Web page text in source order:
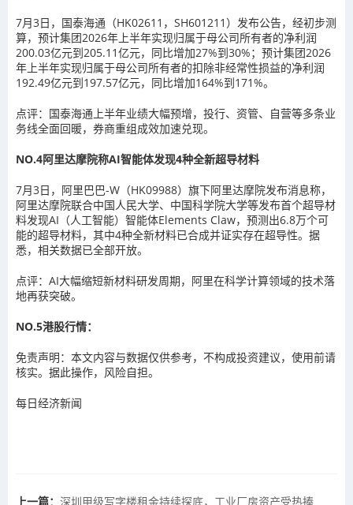
7月3日，国泰海通（HK02611，SH601211）发布公告，经初步测
算，预计集团2026年上半年实现归属于母公司所有者的净利润
200.03亿元到205.11亿元，同比增加27%到30%；预计集团2026
年上半年实现归属于母公司所有者的扣除非经常性损益的净利润
192.49亿元到197.57亿元，同比增加164%到171%。
点评： 国泰海通上半年业绩大幅预增，投行、资管、自营等多条业
务线全面回暖，券商重组成效加速兑现。
NO.4阿里达摩院称AI智能体发现4种全新超导材料
7月3日，阿里巴巴-W（HK09988）旗下阿里达摩院发布消息称，
阿里达摩院联合中国人民大学、中国科学院大学等发布首个超导材
料发现AI（人工智能）智能体Elements Claw，预测出6.8万个可
能的超导材料，其中4种全新材料已合成并证实存在超导性。据
悉，相关数据已全部开放。
点评： AI大幅缩短新材料研发周期，阿里在科学计算领域的技术落
地再获突破。
NO.5港股行情：
免责声明：本文内容与数据仅供参考，不构成投资建议，使用前请
核实。据此操作，风险自担。
每日经济新闻
上一篇： 深圳甲级写字楼租金持续探底，工业厂房资产受热捧